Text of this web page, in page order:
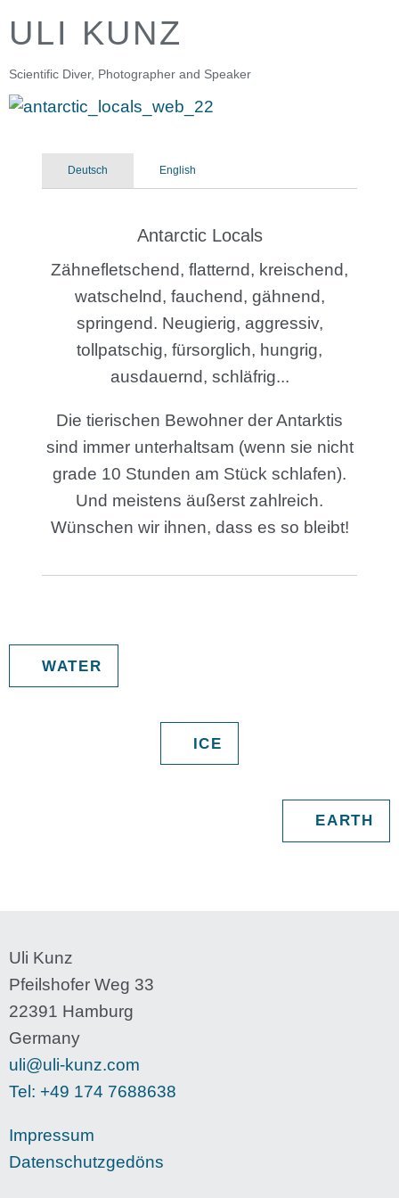
ULI KUNZ
Scientific Diver, Photographer and Speaker
Deutsch English
Antarctic Locals
Zähnefletschend, flatternd, kreischend,
watschelnd, fauchend, gähnend,
springend. Neugierig, aggressiv,
tollpatschig, fürsorglich, hungrig,
ausdauernd, schläfrig...
Die tierischen Bewohner der Antarktis
sind immer unterhaltsam (wenn sie nicht
grade 10 Stunden am Stück schlafen).
Und meistens äußerst zahlreich.
Wünschen wir ihnen, dass es so bleibt!
WATER
ICE
EARTH
Uli Kunz
Pfeilshofer Weg 33
22391 Hamburg
Germany
uli@uli-kunz.com
Tel: +49 174 7688638
Impressum
Datenschutzgedöns